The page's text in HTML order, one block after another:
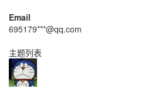
Email
695179***@qq.com
主题列表